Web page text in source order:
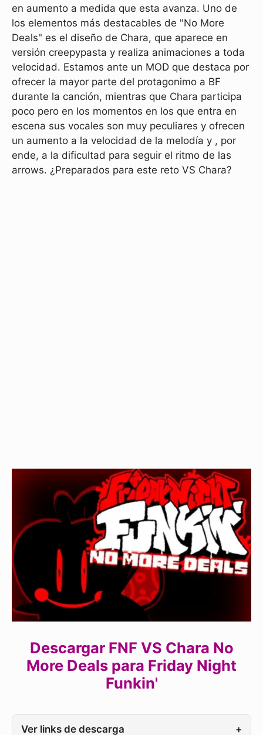
en aumento a medida que esta avanza. Uno de
los elementos más destacables de "No More
Deals" es el diseño de Chara, que aparece en
versión creepypasta y realiza animaciones a toda
velocidad. Estamos ante un MOD que destaca por
ofrecer la mayor parte del protagonimo a BF
durante la canción, mientras que Chara participa
poco pero en los momentos en los que entra en
escena sus vocales son muy peculiares y ofrecen
un aumento a la velocidad de la melodía y , por
ende, a la dificultad para seguir el ritmo de las
arrows. ¿Preparados para este reto VS Chara?
Descargar FNF VS Chara No
More Deals para Friday Night
Funkin'
Ver links de descarga +